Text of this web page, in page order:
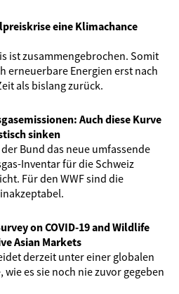
eine Klimachance
ist zusammengebrochen. Somit
erneuerbare Energien erst nach
als bislang zurück.
Auch diese Kurve
sinken
Bund das neue umfassende
Inventar für die Schweiz
Für den WWF sind die
on COVID-19 and Wildlife
Asian Markets
derzeit unter einer globalen
wie es sie noch nie zuvor gegeben